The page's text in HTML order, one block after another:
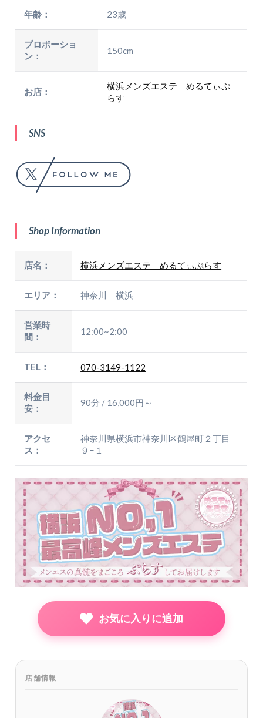
年齢： 23歳
プロポーショ
ン：
150cm
お店：
横浜メンズエステ めるてぃぷ
らす
SNS
Shop Information
店名： 横浜メンズエステ めるてぃぷらす
エリア： 神奈川 横浜
営業時
間：
12:00~2:00
TEL： 070-3149-1122
料金目
安：
90分 / 16,000円～
アクセ
ス：
神奈川県横浜市神奈川区鶴屋町２丁目
９−１
お気に入りに追加
店舗情報